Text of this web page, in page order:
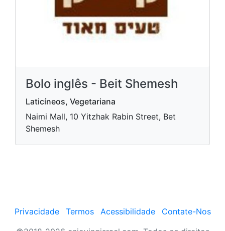
Bolo inglês - Beit Shemesh
Laticíneos, Vegetariana
Naimi Mall, 10 Yitzhak Rabin Street, Bet
Shemesh
Privacidade Termos Acessibilidade
Contate-Nos